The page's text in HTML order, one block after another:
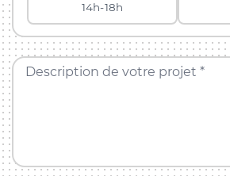
14h-18h
Description de votre projet *